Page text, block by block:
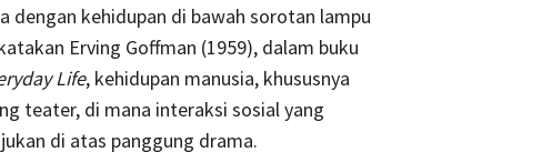
dengan kehidupan di bawah sorotan lampu
Erving Goffman (1959), dalam buku
Life, kehidupan manusia, khususnya
teater, di mana interaksi sosial yang
di atas panggung drama.